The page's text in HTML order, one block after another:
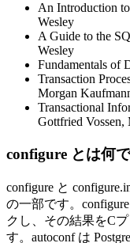
An Introduction
Wesley
A Guide to the
Wesley
Fundamentals of
Transaction
Morgan
Transactional
Gottfried Vossen,
configure とは何
configure と
の一部です。
クし、その結果をC
す。autoconf は